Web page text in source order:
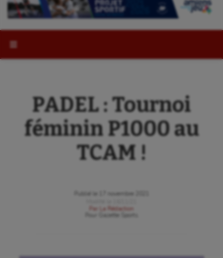
PADEL : Tournoi
féminin P1000 au
TCAM !
Publié le
17 novembre 2021
Par
La Rédaction
Gazette Sports